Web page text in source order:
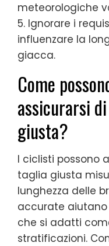
meteorologiche
5. Ignorare i
influenzare la
giacca.
Come
assicurarsi
giusta?
I ciclisti possono
taglia giusta
lunghezza delle
accurate
che si adatti
stratificazioni.